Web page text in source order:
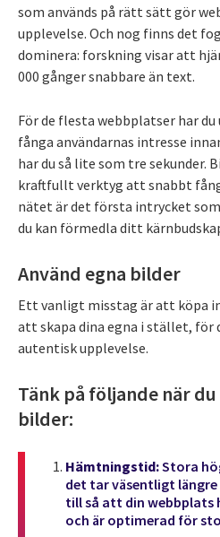
som används på rätt sätt gör
upplevelse. Och nog finns det
dominera: forskning visar att
000 gånger snabbare än text.
För de flesta webbplatser har
fånga användarnas intresse
har du så lite som tre sekunder.
kraftfullt verktyg att snabbt
nätet är det första intrycket
du kan förmedla ditt
Använd egna bilder
Ett vanligt misstag är att köpa
att skapa dina egna i stället, för
autentisk upplevelse.
Tänk på följande när
bilder:
Hämtningstid:Stora
det tar väsentligt
till så att din
och är optimerad för